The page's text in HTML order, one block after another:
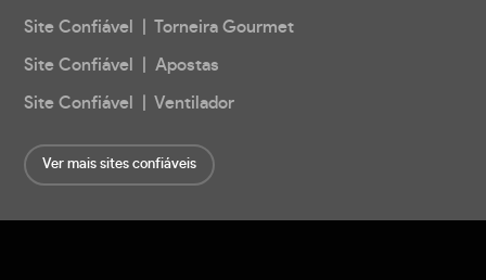
Site Confiável | Torneira Gourmet
Site Confiável | Apostas
Site Confiável | Ventilador
Ver mais sites confiáveis